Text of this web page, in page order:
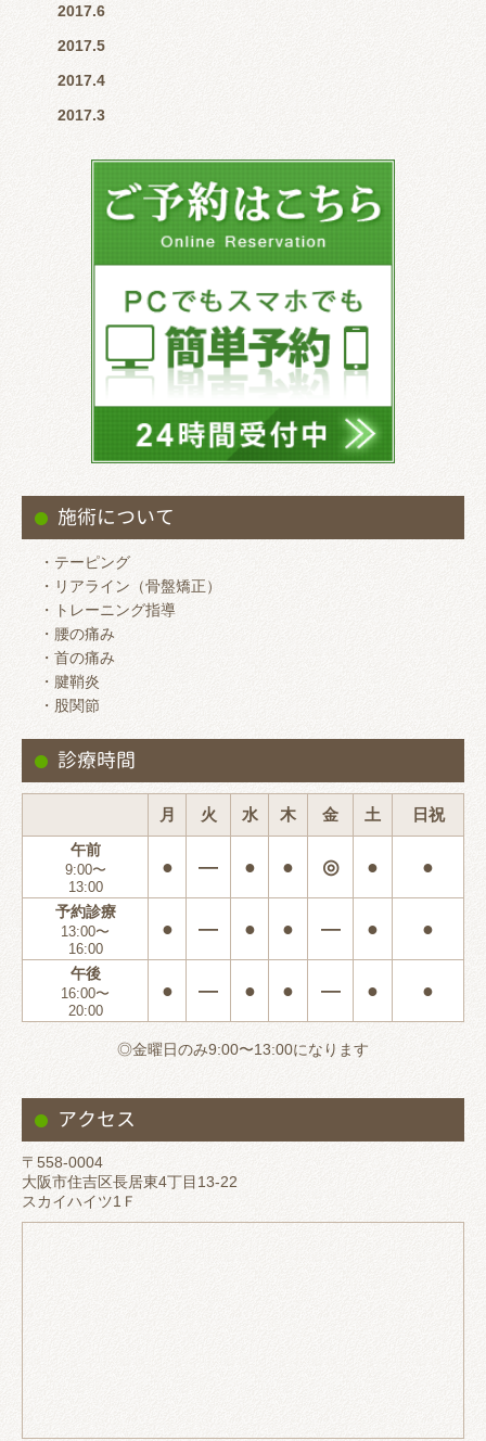
2017.6
2017.5
2017.4
2017.3
施術について
・テーピング
・リアライン（骨盤矯正）
・トレーニング指導
・腰の痛み
・首の痛み
・腱鞘炎
・股関節
診療時間
月 火 水 木 金 土 日祝
午前
9:00〜
13:00
● ― ● ● ◎ ● ●
予約診療
13:00〜
16:00
● ― ● ● ― ● ●
午後
16:00〜
20:00
● ― ● ● ― ● ●
◎金曜日のみ9:00〜13:00になります
アクセス
〒558-0004
大阪市住吉区長居東4丁目13-22
スカイハイツ1Ｆ